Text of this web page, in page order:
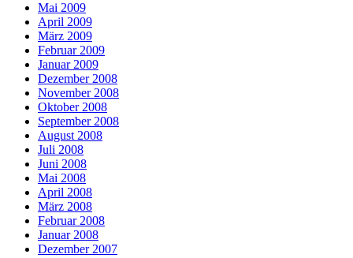
Mai 2009
April 2009
März 2009
Februar 2009
Januar 2009
Dezember 2008
November 2008
Oktober 2008
September 2008
August 2008
Juli 2008
Juni 2008
Mai 2008
April 2008
März 2008
Februar 2008
Januar 2008
Dezember 2007